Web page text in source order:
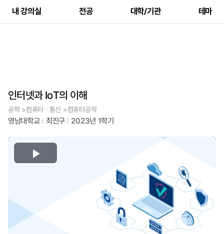
내 강의실 전공 대학/기관 테마
인터넷과 IoT의 이해
공학 >컴퓨터ㆍ통신 >컴퓨터공학
영남대학교 최진구 2023년 1학기
Play